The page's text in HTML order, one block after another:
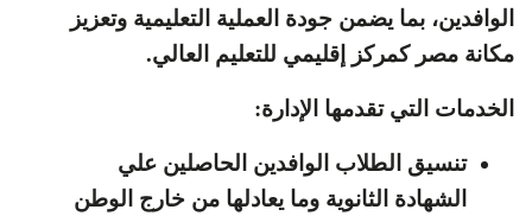
الوافدين، بما يضمن جودة العملية التعليمية وتعزيز
مكانة مصر كمركز إقليمي للتعليم العالي.
الخدمات التي تقدمها الإدارة:
تنسيق الطلاب الوافدين الحاصلين علي
الشهادة الثانوية وما يعادلها من خارج الوطن